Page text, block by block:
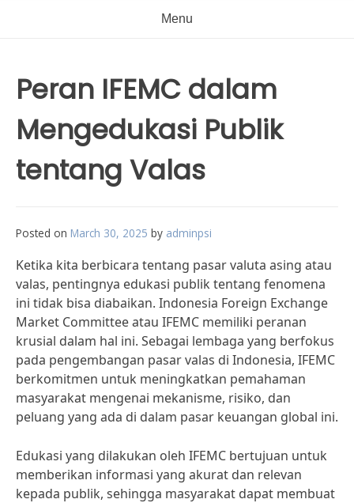
Menu
Peran IFEMC dalam
Mengedukasi Publik
tentang Valas
Posted on March 30, 2025 by adminpsi
Ketika kita berbicara tentang pasar valuta asing atau
valas, pentingnya edukasi publik tentang fenomena
ini tidak bisa diabaikan. Indonesia Foreign Exchange
Market Committee atau IFEMC memiliki peranan
krusial dalam hal ini. Sebagai lembaga yang berfokus
pada pengembangan pasar valas di Indonesia, IFEMC
berkomitmen untuk meningkatkan pemahaman
masyarakat mengenai mekanisme, risiko, dan
peluang yang ada di dalam pasar keuangan global ini.
Edukasi yang dilakukan oleh IFEMC bertujuan untuk
memberikan informasi yang akurat dan relevan
kepada publik, sehingga masyarakat dapat membuat